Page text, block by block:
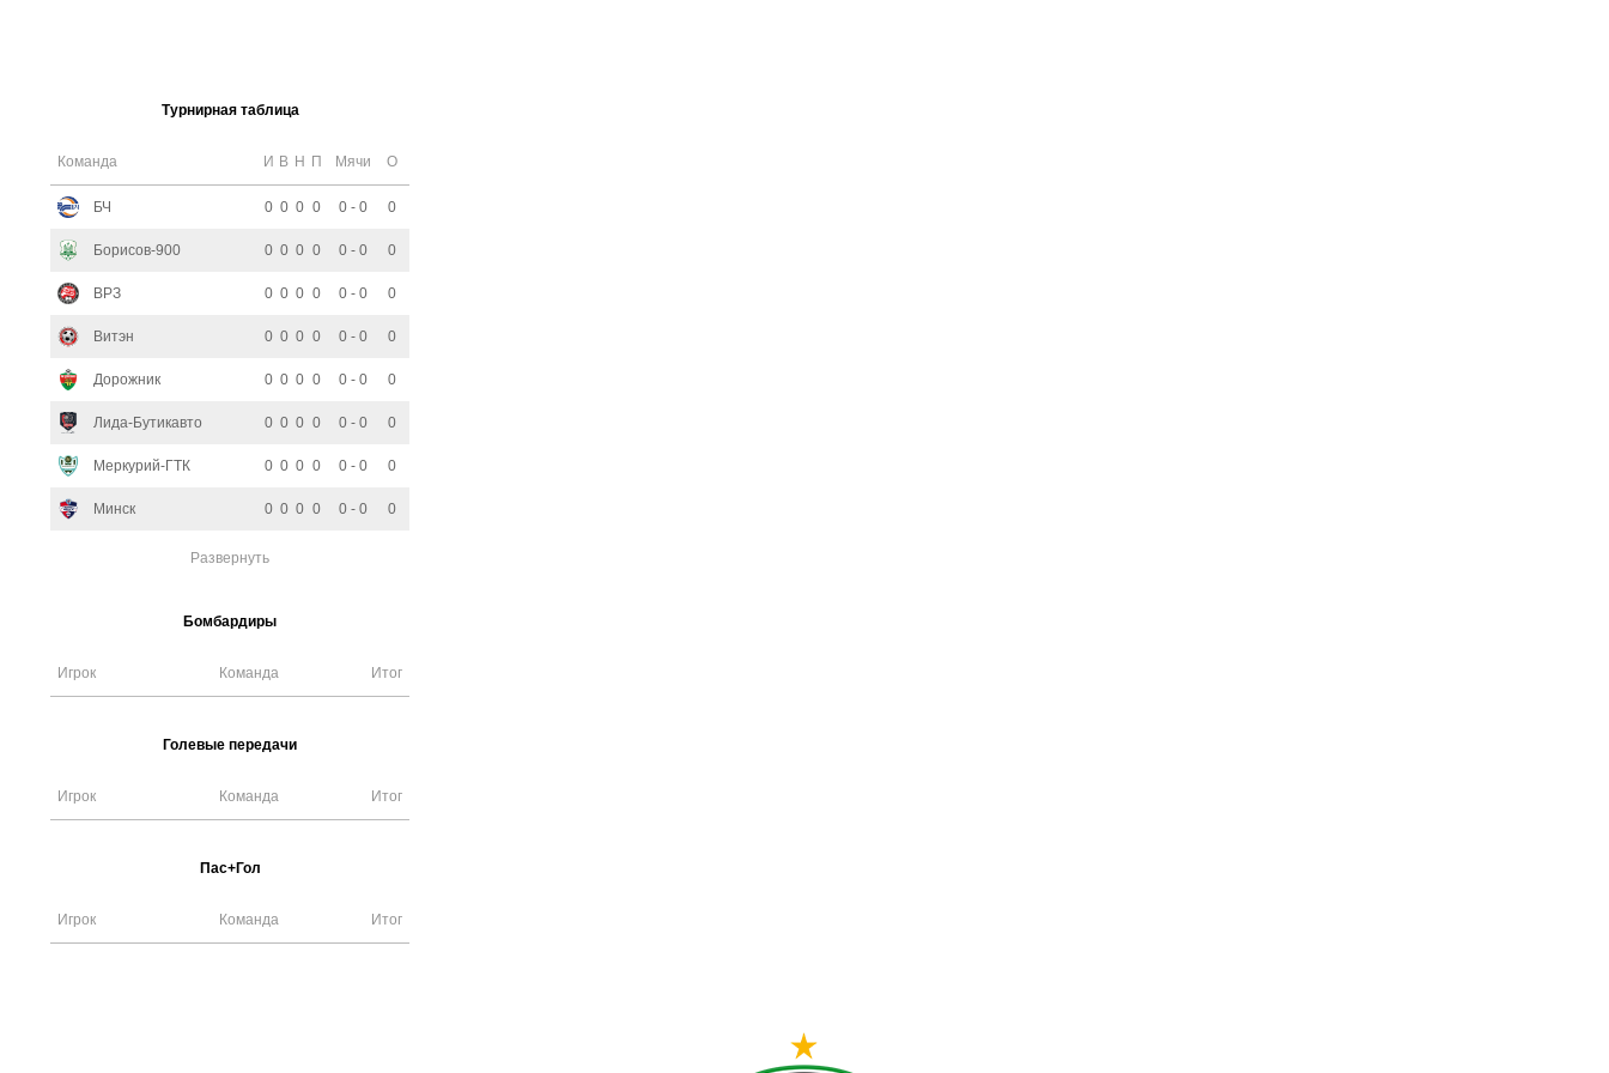
Турнирная таблица
Команда И В Н П Мячи О
БЧ 0 0 0 0 0 - 0 0
Борисов-900 0 0 0 0 0 - 0 0
ВРЗ 0 0 0 0 0 - 0 0
Витэн 0 0 0 0 0 - 0 0
Дорожник 0 0 0 0 0 - 0 0
Лида-Бутикавто 0 0 0 0 0 - 0 0
Меркурий-ГТК 0 0 0 0 0 - 0 0
Минск 0 0 0 0 0 - 0 0
Развернуть
Бомбардиры
Игрок Команда Итог
Голевые передачи
Игрок Команда Итог
Пас+Гол
Игрок Команда Итог